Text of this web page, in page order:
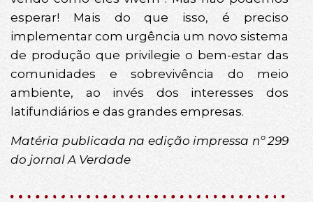
esperar! Mais do que isso, é preciso
implementar com urgência um novo sistema
de produção que privilegie o bem-estar das
comunidades e sobrevivência do meio
ambiente, ao invés dos interesses dos
latifundiários e das grandes empresas.
Matéria publicada na edição impressa nº 299
do jornal A Verdade